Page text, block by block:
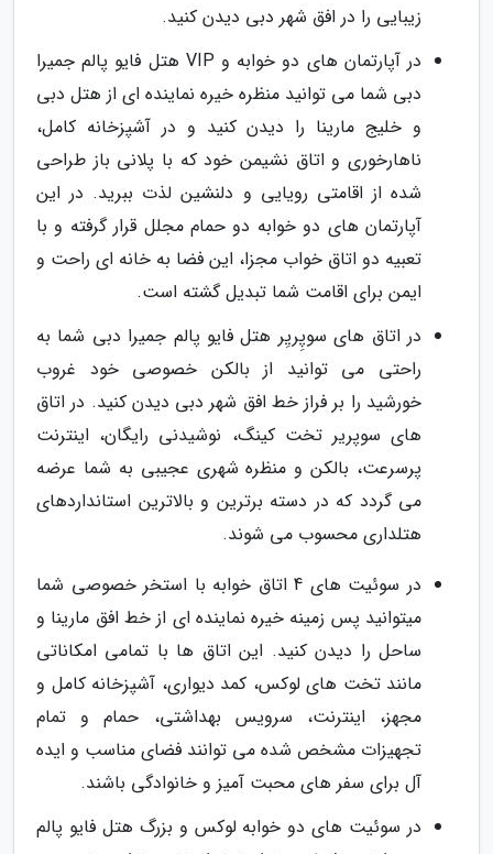
زیبایی را در افق شهر دبی دیدن کنید.
در آپارتمان های دو خوابه و VIP هتل فایو پالم جمیرا
دبی شما می توانید منظره خیره نماینده ای از هتل دبی
و خلیج مارینا را دیدن کنید و در آشپزخانه کامل،
ناهارخوری و اتاق نشیمن خود که با پلانی باز طراحی
شده از اقامتی رویایی و دلنشین لذت ببرید. در این
آپارتمان های دو خوابه دو حمام مجلل قرار گرفته و با
تعبیه دو اتاق خواب مجزا، این فضا به خانه ای راحت و
ایمن برای اقامت شما تبدیل گشته است.
در اتاق های سوپِریِر هتل فایو پالم جمیرا دبی شما به
راحتی می توانید از بالکن خصوصی خود غروب
خورشید را بر فراز خط افق شهر دبی دیدن کنید. در اتاق
های سوپریر تخت کینگ، نوشیدنی رایگان، اینترنت
پرسرعت، بالکن و منظره شهری عجیبی به شما عرضه
می گردد که در دسته برترین و بالاترین استانداردهای
هتلداری محسوب می شوند.
در سوئیت های 4 اتاق خوابه با استخر خصوصی شما
میتوانید پس زمینه خیره نماینده ای از خط افق مارینا و
ساحل را دیدن کنید. این اتاق ها با تمامی امکاناتی
مانند تخت های لوکس، کمد دیواری، آشپزخانه کامل و
مجهز، اینترنت، سرویس بهداشتی، حمام و تمام
تجهیزات مشخص شده می توانند فضای مناسب و ایده
آل برای سفر های محبت آمیز و خانوادگی باشند.
در سوئیت های دو خوابه لوکس و بزرگ هتل فایو پالم